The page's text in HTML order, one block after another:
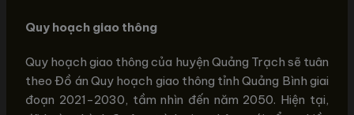
Quy hoạch giao thông
Quy hoạch giao thông của huyện Quảng Trạch sẽ tuân
theo Đồ án Quy hoạch giao thông tỉnh Quảng Bình giai
đoạn 2021-2030, tầm nhìn đến năm 2050. Hiện tại,